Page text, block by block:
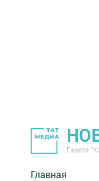
Газета
Главная